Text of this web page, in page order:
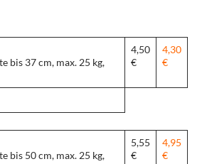
bis 37 cm, max. 25 kg,
4,50
€
4,30
€
bis 50 cm, max. 25 kg,
5,55
€
4,95
€